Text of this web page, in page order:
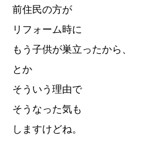
前住民の方が
リフォーム時に
もう子供が巣立ったから、
とか
そういう理由で
そうなった気も
しますけどね。